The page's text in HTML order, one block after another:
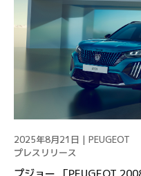
2025年8月21日 | PEUGEOT
プレスリリース